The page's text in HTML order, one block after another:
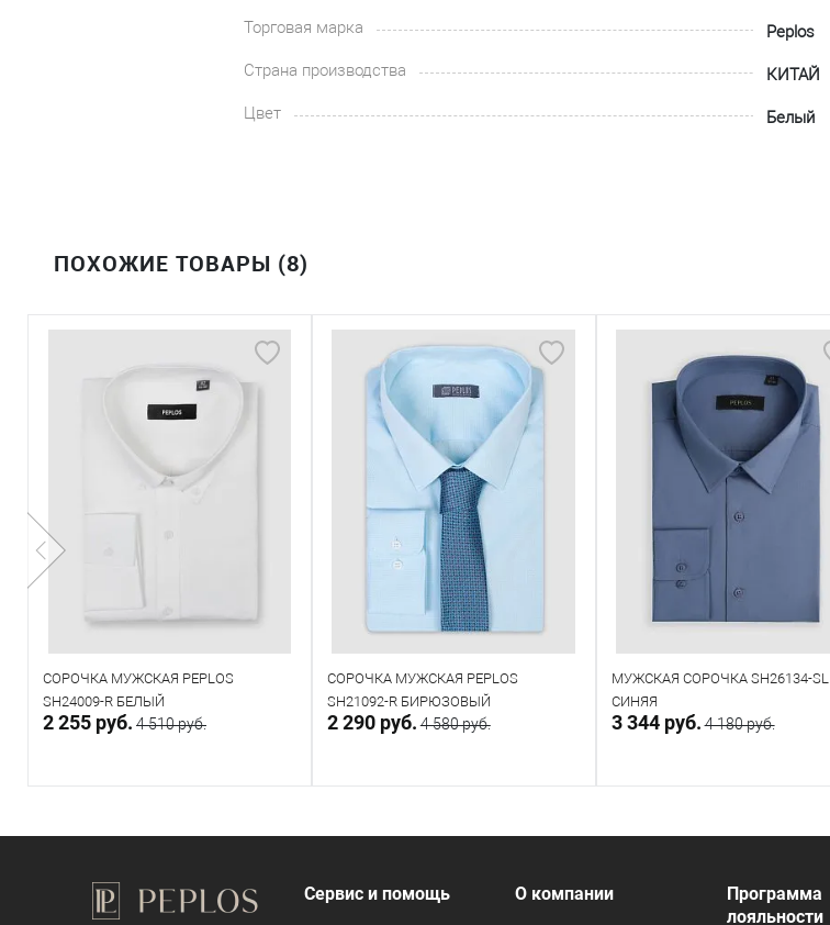
Торговая марка
Peplos
Страна производства
КИТАЙ
Цвет
Белый
ПОХОЖИЕ ТОВАРЫ (8)
СОРОЧКА МУЖСКАЯ PEPLOS
SH24009-R БЕЛЫЙ
2 255 руб. 4 510 руб.
В корзину
В наличии
Таблица размеров
СОРОЧКА МУЖСКАЯ PEPLOS
SH21092-R БИРЮЗОВЫЙ
2 290 руб. 4 580 руб.
Направить запрос
Под заказ
МУЖСКАЯ СОРОЧКА SH26134-SL
СИНЯЯ
3 344 руб. 4 180 руб.
В корзину
Таблица размеров
Сервис и помощь О компании
Программа
лояльности